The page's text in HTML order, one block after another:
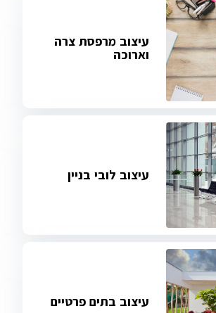
עיצוב מרפסת צרה
וארוכה
עיצוב לובי בניין
עיצוב בתים פרטיים